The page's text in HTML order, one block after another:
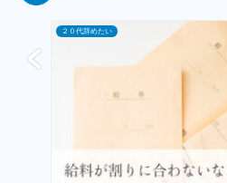
２０代辞めたい